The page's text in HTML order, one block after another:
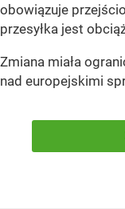
obowiązuje
przesyłka jest
Zmiana miała
nad europejskimi